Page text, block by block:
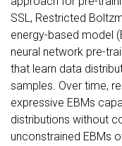
SSL, Restricted
energy-based model
neural network pre-
that learn data
samples. Over time,
expressive EBMs
distributions without
unconstrained EBMs